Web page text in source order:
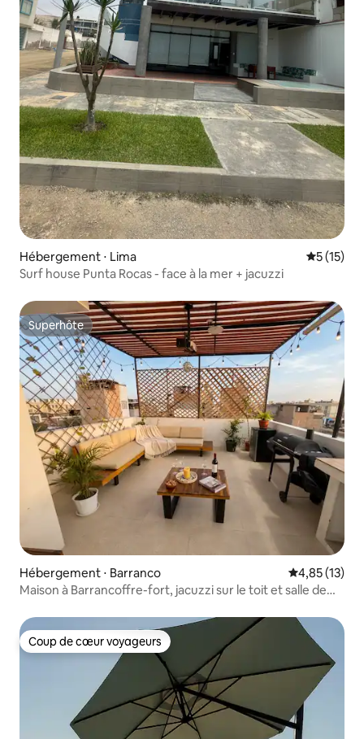
Hébergement ⋅ Lima
5 (15)
Surf house Punta Rocas - face à la mer + jacuzzi
Superhôte
Superhôte
Hébergement ⋅ Barranco Évaluation
4,85 (13)
Maison à Barrancoffre-fort, jacuzzi sur le toit et salle de
Coup de cœur voyageurs
Coup de cœur voyageurs